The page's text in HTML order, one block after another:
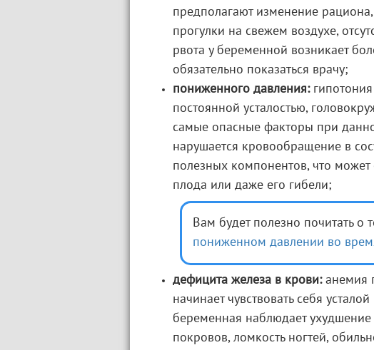
предполагают изменение
прогулки на свежем воздухе,
рвота у беременной возникает
обязательно показаться врачу;
пониженного давления:гипотония
постоянной усталостью,
самые опасные факторы при
нарушается кровообращение в
полезных компонентов, что может
плода или даже его гибели;
Вам будет полезно почитать о
пониженном давлении во
дефицита железа в крови:анемия
начинает чувствовать себя
беременная наблюдает
покровов, ломкость ногтей,